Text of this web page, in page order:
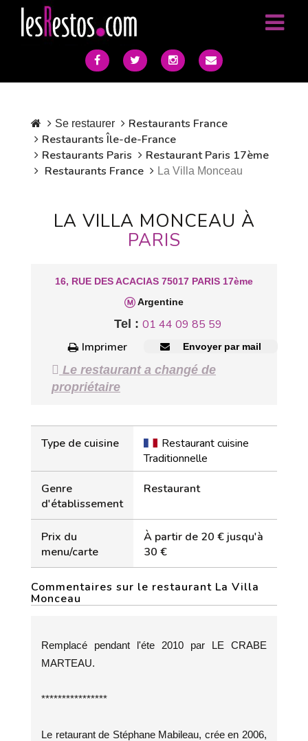
Se restaurer
Restaurants France
Restaurants Île-de-France
Restaurants Paris
Restaurant Paris 17ème
Restaurants France
La Villa Monceau
LA VILLA MONCEAU À
PARIS
16, RUE DES ACACIAS 75017 PARIS 17ème
Argentine
Tel : 01 44 09 85 59
Imprimer
Envoyer par mail
Le restaurant a changé de
propriétaire
Type de cuisine
Restaurant cuisine
Traditionnelle
Genre
d'établissement
Restaurant
Prix du
menu/carte
À partir de 20 € jusqu'à
30 €
Commentaires sur le restaurant La Villa
Monceau
Remplacé pendant l'éte 2010 par LE CRABE
MARTEAU.
****************
Le retaurant de Stéphane Mabileau, crée en 2006,